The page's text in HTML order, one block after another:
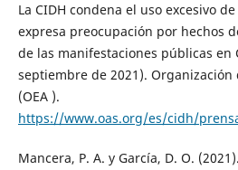
La CIDH condena el uso excesivo
expresa preocupación por hechos
de las manifestaciones públicas en
septiembre de 2021). Organización
(OEA ).
https://www.oas.org/es/cidh/
Mancera, P. A. y García, D. O.